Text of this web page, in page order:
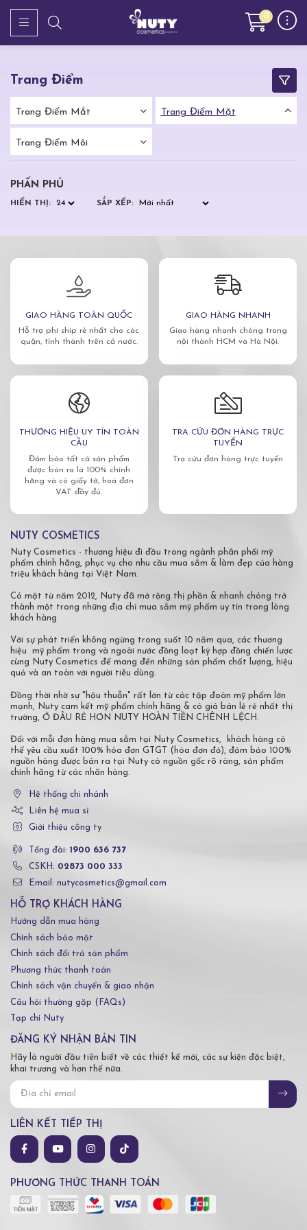
0
Trang Điểm
Trang Điểm Mắt Trang Điểm Mặt
Trang Điểm Môi
PHẤN PHỦ
HIỂN THỊ: SẮP XẾP:
GIAO HÀNG TOÀN QUỐC
Hỗ trợ phí ship rẻ nhất cho các
quận, tỉnh thành trên cả nước.
GIAO HÀNG NHANH
Giao hàng nhanh chóng trong
nội thành HCM và Hà Nội.
THƯƠNG HIỆU UY TÍN TOÀN
CẦU
Đảm bảo tất cả sản phẩm
được bán ra là 100% chính
hãng và có giấy tờ, hoá đơn
VAT đầy đủ.
TRA CỨU ĐƠN HÀNG TRỰC
TUYẾN
Tra cứu đơn hàng trực tuyến
NUTY COSMETICS
Nuty Cosmetics - thương hiệu đi đầu trong ngành phân phối mỹ
phẩm chính hãng, phục vụ cho nhu cầu mua sắm & làm đẹp của hàng
triệu khách hàng tại Việt Nam.
Có mặt từ năm 2012, Nuty đã mở rộng thị phần & nhanh chóng trở
thành một trong những địa chỉ mua sắm mỹ phẩm uy tín trong lòng
khách hàng
Với sự phát triển không ngừng trong suốt 10 năm qua, các thương
hiệu mỹ phẩm trong và ngoài nước đồng loạt ký hợp đồng chiến lược
cùng Nuty Cosmetics để mang đến những sản phẩm chất lượng, hiệu
quả và an toàn với người tiêu dùng.
Đồng thời nhờ sự "hậu thuẫn" rất lớn từ các tập đoàn mỹ phẩm lớn
mạnh, Nuty cam kết mỹ phẩm chính hãng & có giá bán lẻ rẻ nhất thị
trường, Ở ĐÂU RẺ HƠN NUTY HOÀN TIỀN CHÊNH LỆCH.
Đối với mỗi đơn hàng mua sắm tại Nuty Cosmetics, khách hàng có
thể yêu cầu xuất 100% hóa đơn GTGT (hóa đơn đỏ), đảm bảo 100%
nguồn hàng được bán ra tại Nuty có nguồn gốc rõ ràng, sản phẩm
chính hãng từ các nhãn hàng.
Hệ thống chi nhánh
Liên hệ mua sỉ
Giới thiệu công ty
Tổng đài: 1900 636 737
CSKH: 02873 000 333
Email: nutycosmetics@gmail.com
HỖ TRỢ KHÁCH HÀNG
Hướng dẫn mua hàng
Chính sách bảo mật
Chính sách đổi trả sản phẩm
Phương thức thanh toán
Chính sách vận chuyển & giao nhận
Câu hỏi thường gặp (FAQs)
Tạp chí Nuty
ĐĂNG KÝ NHẬN BẢN TIN
Hãy là người đầu tiên biết về các thiết kế mới, các sự kiện đặc biệt,
khai trương và hơn thế nữa.
LIÊN KẾT TIẾP THỊ
PHƯƠNG THỨC THANH TOÁN